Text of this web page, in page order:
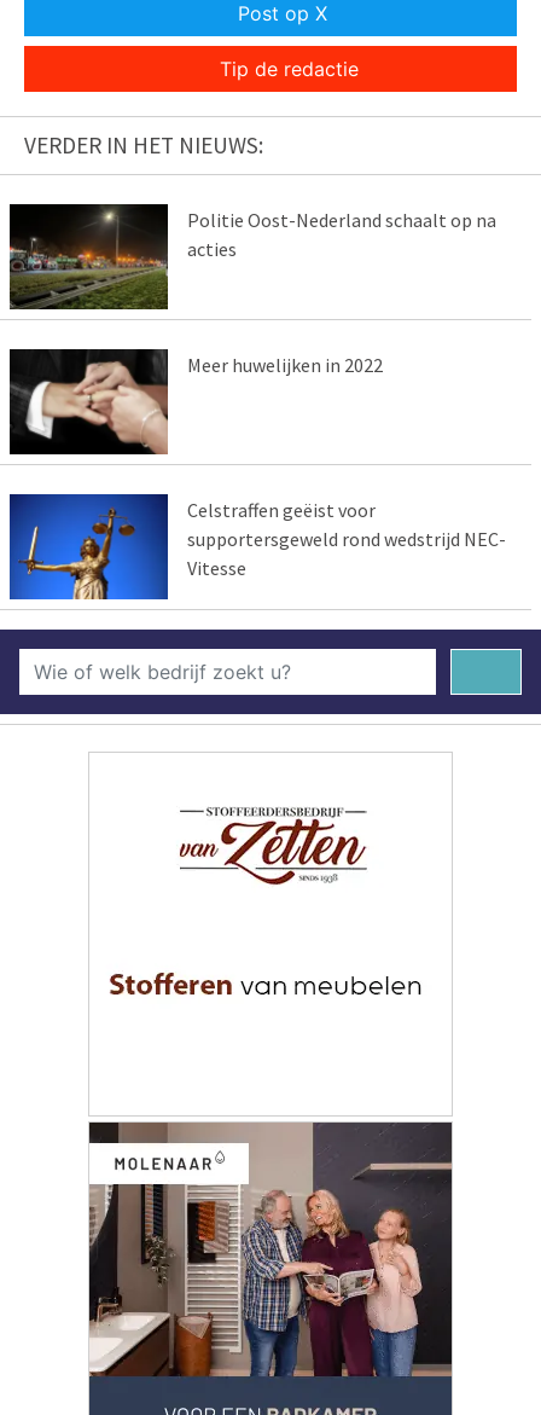
Post op X
Tip de redactie
VERDER IN HET NIEUWS:
Politie Oost-Nederland schaalt op na
acties
Meer huwelijken in 2022
Celstraffen geëist voor
supportersgeweld rond wedstrijd NEC-
Vitesse